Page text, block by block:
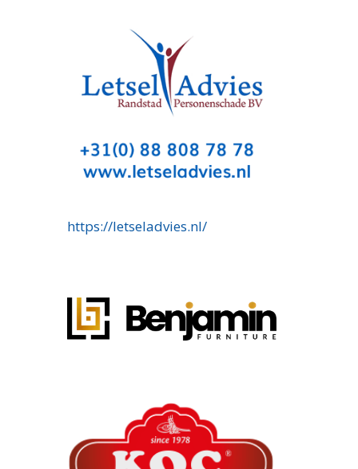
https://letseladvies.nl/